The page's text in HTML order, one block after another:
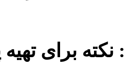
نکته برای تهیه پان فورته :